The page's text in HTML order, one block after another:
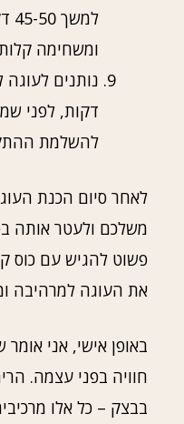
ומשחימה
דקות, לפני
להשלמת
לאחר סיום הכנת
משלכם ולעטר אותה
פשוט להגיש עם כוס
את העוגה למרהיבה
באופן אישי, אני
חוויה בפני עצמה.
בבצק – כל אלו